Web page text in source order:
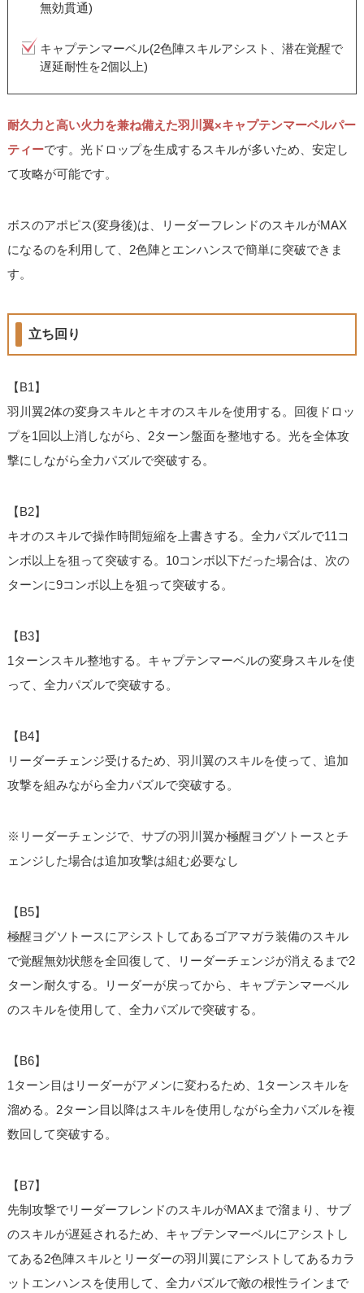
無効貫通)
キャプテンマーベル(2色陣スキルアシスト、潜在覚醒で
遅延耐性を2個以上)
耐久力と高い火力を兼ね備えた羽川翼×キャプテンマーベルパー
ティーです。光ドロップを生成するスキルが多いため、安定し
て攻略が可能です。
ボスのアポピス(変身後)は、リーダーフレンドのスキルがMAX
になるのを利用して、2色陣とエンハンスで簡単に突破できま
す。
立ち回り
【B1】
羽川翼2体の変身スキルとキオのスキルを使用する。回復ドロッ
プを1回以上消しながら、2ターン盤面を整地する。光を全体攻
撃にしながら全力パズルで突破する。
【B2】
キオのスキルで操作時間短縮を上書きする。全力パズルで11コ
ンボ以上を狙って突破する。10コンボ以下だった場合は、次の
ターンに9コンボ以上を狙って突破する。
【B3】
1ターンスキル整地する。キャプテンマーベルの変身スキルを使
って、全力パズルで突破する。
【B4】
リーダーチェンジ受けるため、羽川翼のスキルを使って、追加
攻撃を組みながら全力パズルで突破する。
※リーダーチェンジで、サブの羽川翼か極醒ヨグソトースとチ
ェンジした場合は追加攻撃は組む必要なし
【B5】
極醒ヨグソトースにアシストしてあるゴアマガラ装備のスキル
で覚醒無効状態を全回復して、リーダーチェンジが消えるまで2
ターン耐久する。リーダーが戻ってから、キャプテンマーベル
のスキルを使用して、全力パズルで突破する。
【B6】
1ターン目はリーダーがアメンに変わるため、1ターンスキルを
溜める。2ターン目以降はスキルを使用しながら全力パズルを複
数回して突破する。
【B7】
先制攻撃でリーダーフレンドのスキルがMAXまで溜まり、サブ
のスキルが遅延されるため、キャプテンマーベルにアシストし
てある2色陣スキルとリーダーの羽川翼にアシストしてあるカラ
ットエンハンスを使用して、全力パズルで敵の根性ラインまで